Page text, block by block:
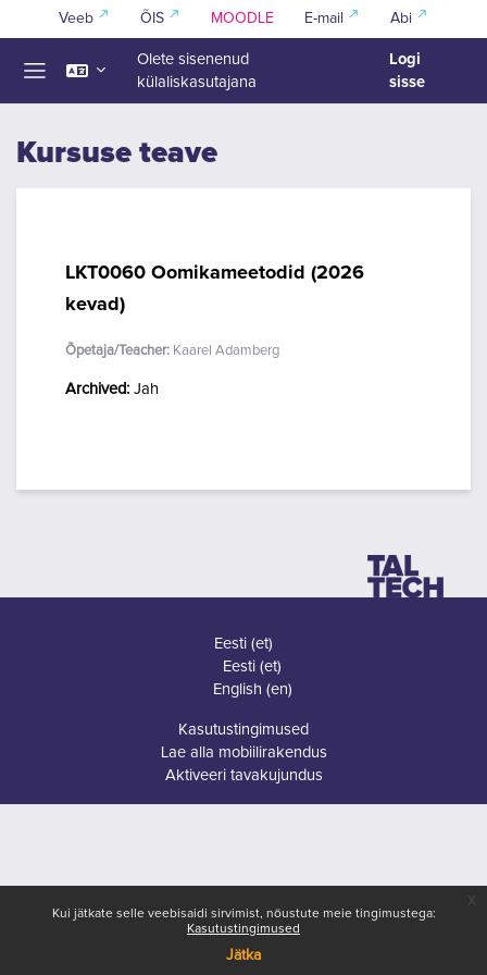
Jäta vahele peasisuni
Kui jätkate selle veebisaidi sirvimist, nõustute meie tingimustega:
Kasutustingimused
Jätka
Veeb ÕIS MOODLE E-mail Abi
Olete sisenenud
külaliskasutajana
Logi
sisse
Kursuse teave
LKT0060 Oomikameetodid (2026
kevad)
Õpetaja/Teacher: Kaarel Adamberg
Archived: Jah
Eesti ‎(et)‎
Eesti ‎(et)‎
English ‎(en)‎
Kasutustingimused
Lae alla mobiilirakendus
Aktiveeri tavakujundus